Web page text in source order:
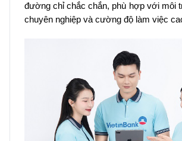
đường chỉ chắc chắn, phù hợp với môi
chuyên nghiệp và cường độ làm việc